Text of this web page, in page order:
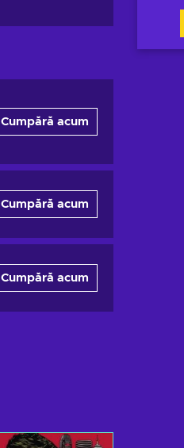
Cumpără acum
Cumpără acum
Cumpără acum